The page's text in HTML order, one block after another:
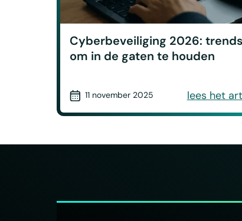
Cyberbeveiliging 2026: trends
om in de gaten te houden
11 november 2025 lees het